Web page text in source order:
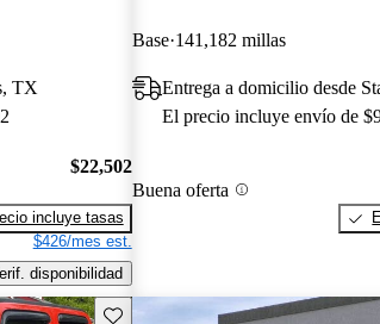
TX
$22,502
incluye tasas
$426/mes est.
disponibilidad
Base 141,182 millas
Entrega a domicilio desde
El precio incluye envío de
Buena oferta
Guarda este Aviso